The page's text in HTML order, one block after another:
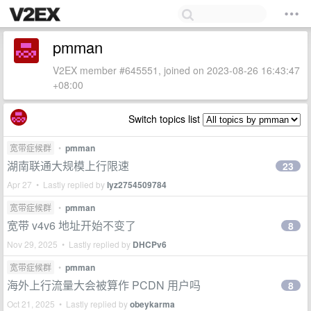
pmman
V2EX member #645551, joined on 2023-08-26 16:43:47
+08:00
Switch topics list
宽带症候群 • pmman
湖南联通大规模上行限速
Apr 27 • Lastly replied bylyz2754509784
23
宽带症候群 • pmman
宽带 v4v6 地址开始不变了
Nov 29, 2025 • Lastly replied by DHCPv6
8
宽带症候群 • pmman
海外上行流量大会被算作 PCDN 用户吗
Oct 21, 2025 • Lastly replied byobeykarma
8